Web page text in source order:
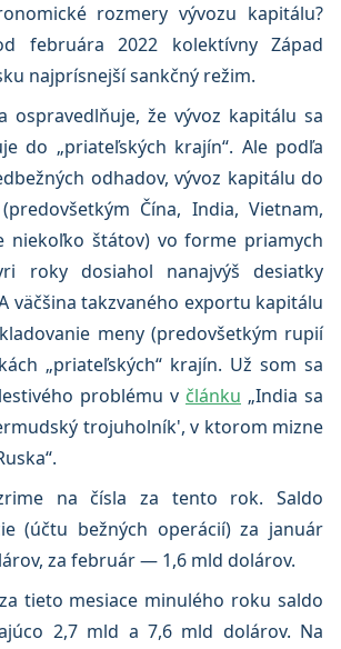
rozmery vývozu kapitálu?
februára 2022 kolektívny Západ
najprísnejší sankčný režim.
ospravedlňuje, že vývoz kapitálu sa
do „priateľských krajín“. Ale podľa
odhadov, vývoz kapitálu do
Čína, India, Vietnam,
niekoľko štátov) vo forme priamych
roky dosiahol nanajvýš desiatky
väčšina takzvaného exportu kapitálu
meny (predovšetkým rupií
„priateľských“ krajín. Už som sa
problému v článku „India sa
trojuholník', v ktorom mizne
na čísla za tento rok. Saldo
(účtu bežných operácií) za január
za február — 1,6 mld dolárov.
tieto mesiace minulého roku saldo
2,7 mld a 7,6 mld dolárov. Na